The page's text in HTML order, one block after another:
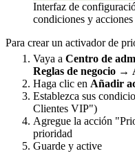
Interfaz de
condiciones y acciones
Para crear un activador de
Vaya a Centro de
Reglas de negocio →
Haga clic en Añadir
Establezca sus
Clientes VIP")
Agregue la acción
prioridad
Guarde y active